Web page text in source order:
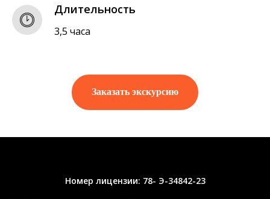
Длительность
3,5 часа
Заказать экскурсию
Номер лицензии: 78- Э-34842-23